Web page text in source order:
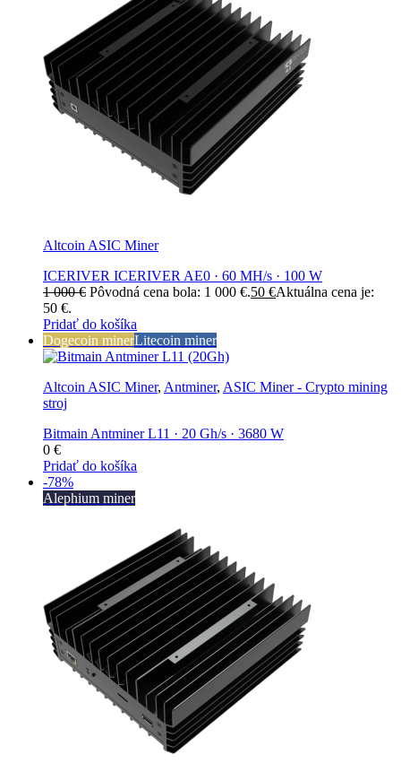
Altcoin ASIC Miner
ICERIVER ICERIVER AE0 · 60 MH/s · 100 W
1 000€ Pôvodná cena bola: 1 000 €.50 €Aktuálna cena je:
50 €.
Pridať do košíka
Dogecoin minerLitecoin miner
Altcoin ASIC Miner, Antminer, ASIC Miner - Crypto mining
stroj
Bitmain Antminer L11 · 20 Gh/s · 3680 W
0 €
Pridať do košíka
-78%
Alephium miner